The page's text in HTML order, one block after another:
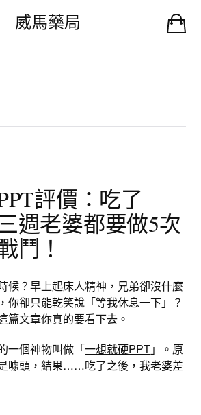
威馬藥局
評價：吃了
週老婆都要做5次
鬥！
候？早上起床人精神，兄弟卻沒什麼
你卻只能乾笑說「等我休息一下」？
篇文章你真的要看下去。
一個神物叫做「一想就硬PPT」。原
噱頭，結果……吃了之後，我老婆差